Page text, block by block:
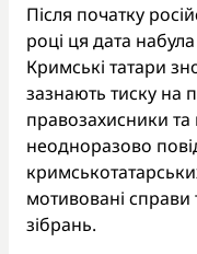
Після початку
році ця дата
Кримські татари
зазнають тиску на
правозахисники та
неодноразово
мотивовані
зібрань.